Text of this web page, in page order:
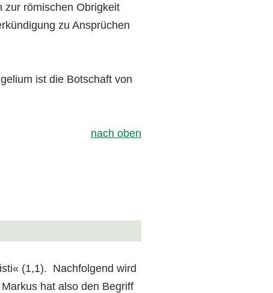
zur römischen Obrigkeit
zu Ansprüchen
ist die Botschaft von
nach oben
(1,1). Nachfolgend wird
hat also den Begriff